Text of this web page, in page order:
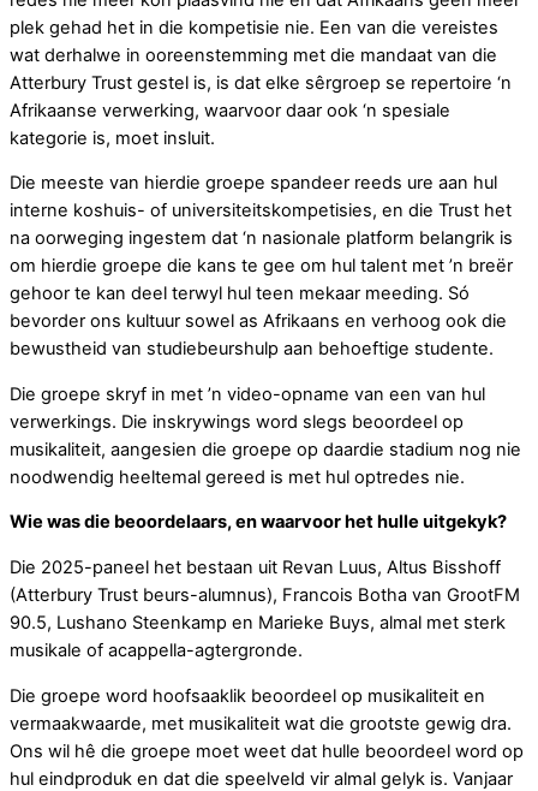
plek gehad het in die kompetisie nie. Een van die vereistes
wat derhalwe in ooreenstemming met die mandaat van die
Atterbury Trust gestel is, is dat elke sêrgroep se repertoire ‘n
Afrikaanse verwerking, waarvoor daar ook ‘n spesiale
kategorie is, moet insluit.
Die meeste van hierdie groepe spandeer reeds ure aan hul
interne koshuis- of universiteitskompetisies, en die Trust het
na oorweging ingestem dat ‘n nasionale platform belangrik is
om hierdie groepe die kans te gee om hul talent met ’n breër
gehoor te kan deel terwyl hul teen mekaar meeding. Só
bevorder ons kultuur sowel as Afrikaans en verhoog ook die
bewustheid van studiebeurshulp aan behoeftige studente.
Die groepe skryf in met ’n video-opname van een van hul
verwerkings. Die inskrywings word slegs beoordeel op
musikaliteit, aangesien die groepe op daardie stadium nog nie
noodwendig heeltemal gereed is met hul optredes nie.
Wie was die beoordelaars, en waarvoor het hulle uitgekyk?
Die 2025-paneel het bestaan uit Revan Luus, Altus Bisshoff
(Atterbury Trust beurs-alumnus), Francois Botha van GrootFM
90.5, Lushano Steenkamp en Marieke Buys, almal met sterk
musikale of acappella-agtergronde.
Die groepe word hoofsaaklik beoordeel op musikaliteit en
vermaakwaarde, met musikaliteit wat die grootste gewig dra.
Ons wil hê die groepe moet weet dat hulle beoordeel word op
hul eindproduk en dat die speelveld vir almal gelyk is. Vanjaar